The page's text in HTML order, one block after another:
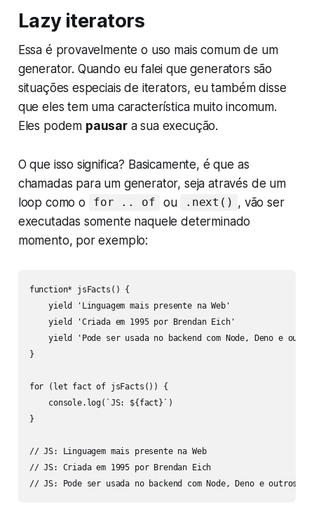
Lazy iterators
Essa é provavelmente o uso mais comum de um
generator. Quando eu falei que generators são
situações especiais de iterators, eu também disse
que eles tem uma característica muito incomum.
Eles podem pausara sua execução.
O que isso significa? Basicamente, é que as
chamadas para um generator, seja através de um
loop como o
for .. of ou .next() , vão ser
executadas somente naquele determinado
momento, por exemplo:
function* jsFacts() {
    yield 'Linguagem mais presente na Web'
    yield 'Criada em 1995 por Brendan Eich'
yield 'Pode ser usada no backend com Node, Deno e
}
for (let fact of jsFacts()) {
    console.log(`JS: ${fact}`)
}
// JS: Linguagem mais presente na Web
// JS: Criada em 1995 por Brendan Eich
// JS: Pode ser usada no backend com Node, Deno e outros